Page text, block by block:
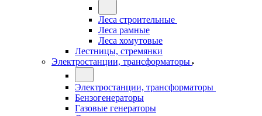
Леса строительные
Леса рамные
Леса хомутовые
Лестницы, стремянки
Электростанции, трансформаторы
Электростанции, трансформаторы
Бензогенераторы
Газовые генераторы